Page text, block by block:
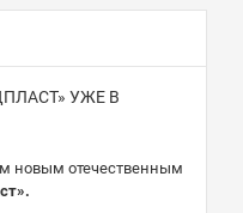
УЖЕ В
новым отечественным